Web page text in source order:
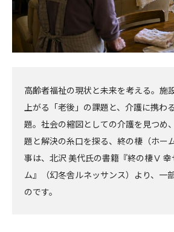
高齢者福祉の現状と未来を考える。施
上がる「老後」の課題と、介護に携わ
題。社会の縮図としての介護を見つめ
題と解決の糸口を探る、終の棲（ホ
事は、北沢 美代氏の書籍『終の棲Ⅴ 幸
ム』（幻冬舎ルネッサンス）より、一
のです。